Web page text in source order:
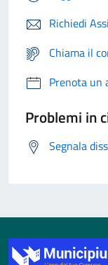
Richiedi
Chiama il
Prenota un
Problemi in
Segnala